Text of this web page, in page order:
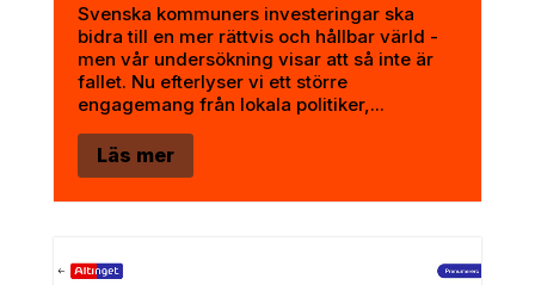
Svenska kommuners investeringar ska
bidra till en mer rättvis och hållbar värld -
men vår undersökning visar att så inte är
fallet. Nu efterlyser vi ett större
engagemang från lokala politiker,...
Läs mer